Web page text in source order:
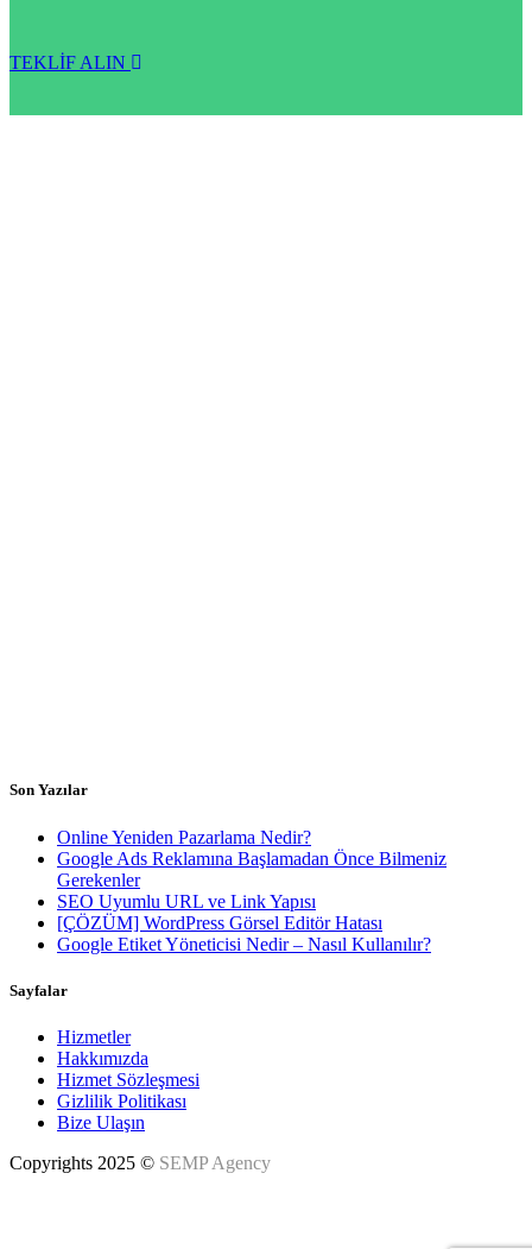
TEKLİF ALIN
Son Yazılar
Online Yeniden Pazarlama Nedir?
Google Ads Reklamına Başlamadan Önce Bilmeniz
Gerekenler
SEO Uyumlu URL ve Link Yapısı
[ÇÖZÜM] WordPress Görsel Editör Hatası
Google Etiket Yöneticisi Nedir – Nasıl Kullanılır?
Sayfalar
Hizmetler
Hakkımızda
Hizmet Sözleşmesi
Gizlilik Politikası
Bize Ulaşın
Copyrights 2025 © SEMP Agency